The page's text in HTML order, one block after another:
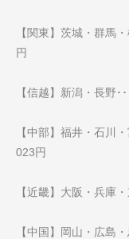
【関東】茨城・群馬
円
【信越】新潟・長野･
【中部】福井・石川
023円
【近畿】大阪・兵庫
【中国】岡山・広島